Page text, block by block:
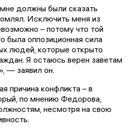
должны были сказать
Исключить меня из
– потому что той
была оппозиционная сила
людей, которые открыто
Я остаюсь верен заветам
— заявил он.
причина конфликта – в
по мнению Федорова,
несмотря на свою